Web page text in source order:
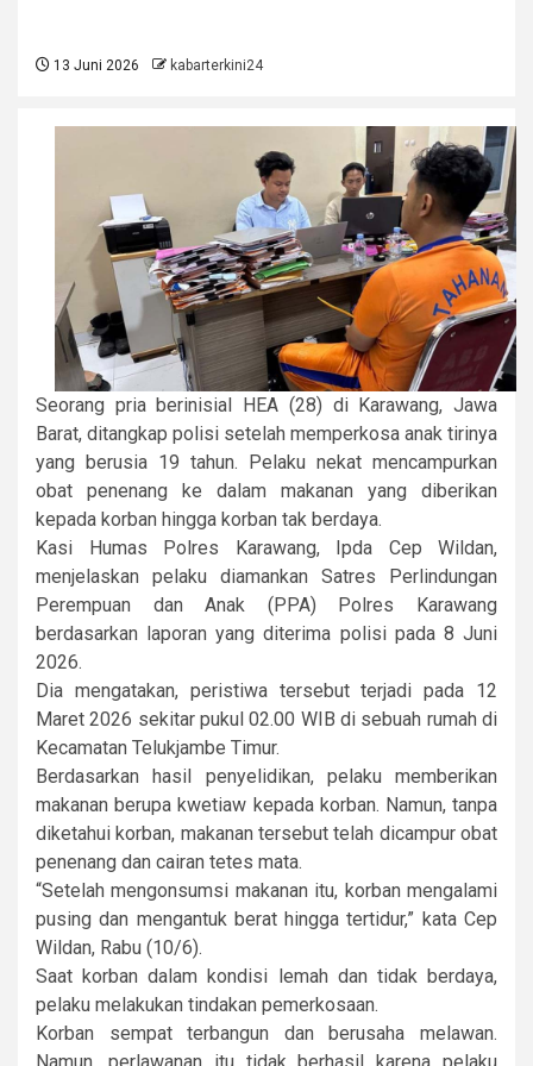
13 Juni 2026 kabarterkini24
Seorang pria berinisial HEA (28) di Karawang, Jawa
Barat, ditangkap polisi setelah memperkosa anak tirinya
yang berusia 19 tahun. Pelaku nekat mencampurkan
obat penenang ke dalam makanan yang diberikan
kepada korban hingga korban tak berdaya.
Kasi Humas Polres Karawang, Ipda Cep Wildan,
menjelaskan pelaku diamankan Satres Perlindungan
Perempuan dan Anak (PPA) Polres Karawang
berdasarkan laporan yang diterima polisi pada 8 Juni
2026.
Dia mengatakan, peristiwa tersebut terjadi pada 12
Maret 2026 sekitar pukul 02.00 WIB di sebuah rumah di
Kecamatan Telukjambe Timur.
Berdasarkan hasil penyelidikan, pelaku memberikan
makanan berupa kwetiaw kepada korban. Namun, tanpa
diketahui korban, makanan tersebut telah dicampur obat
penenang dan cairan tetes mata.
“Setelah mengonsumsi makanan itu, korban mengalami
pusing dan mengantuk berat hingga tertidur,” kata Cep
Wildan, Rabu (10/6).
Saat korban dalam kondisi lemah dan tidak berdaya,
pelaku melakukan tindakan pemerkosaan.
Korban sempat terbangun dan berusaha melawan.